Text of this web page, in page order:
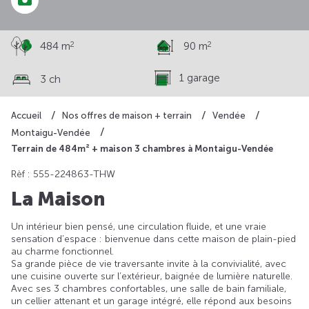
Accueil Nos offres de maison + terrain
Vendée
Montaigu-Vendée
Terrain de 484m² + maison 3 chambres à Montaigu-Vendée
484 m2 90 m2
3 ch 1 garage
Rèf : 555-224863-THW
La Maison
Un intérieur bien pensé, une circulation fluide, et une vraie
sensation d’espace : bienvenue dans cette maison de plain-pied
au charme fonctionnel.
Sa grande pièce de vie traversante invite à la convivialité, avec
une cuisine ouverte sur l’extérieur, baignée de lumière naturelle.
Avec ses 3 chambres confortables, une salle de bain familiale,
un cellier attenant et un garage intégré, elle répond aux besoins